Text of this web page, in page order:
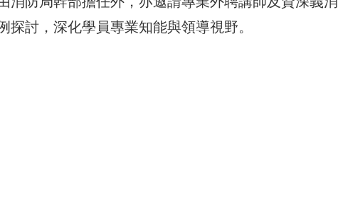
討，深化學員專業知能與領導視野。